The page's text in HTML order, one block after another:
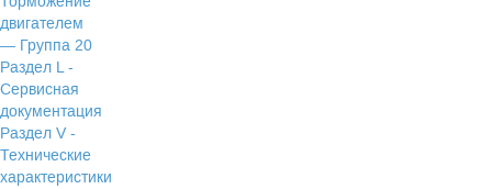
двигателем
— Группа 20
Раздел L -
Сервисная
документация
Раздел V -
Технические
характеристики